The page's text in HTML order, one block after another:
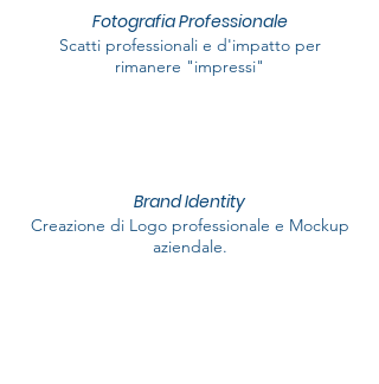
Fotografia Professionale
Scatti professionali e d'impatto per
rimanere "impressi"
Brand Identity
Creazione di Logo professionale e Mockup
aziendale.